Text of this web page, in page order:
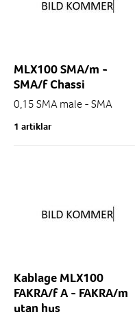
MLX100 SMA/m -
SMA/f Chassi
0,15 SMA male - SMA
1 artiklar
Kablage MLX100
FAKRA/f A - FAKRA/m
utan hus